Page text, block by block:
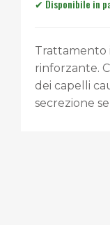
Trattamento
rinforzante.
dei capelli
secrezione